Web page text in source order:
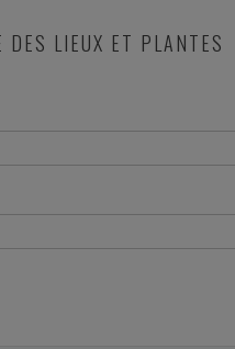
DES LIEUX ET PLANTES